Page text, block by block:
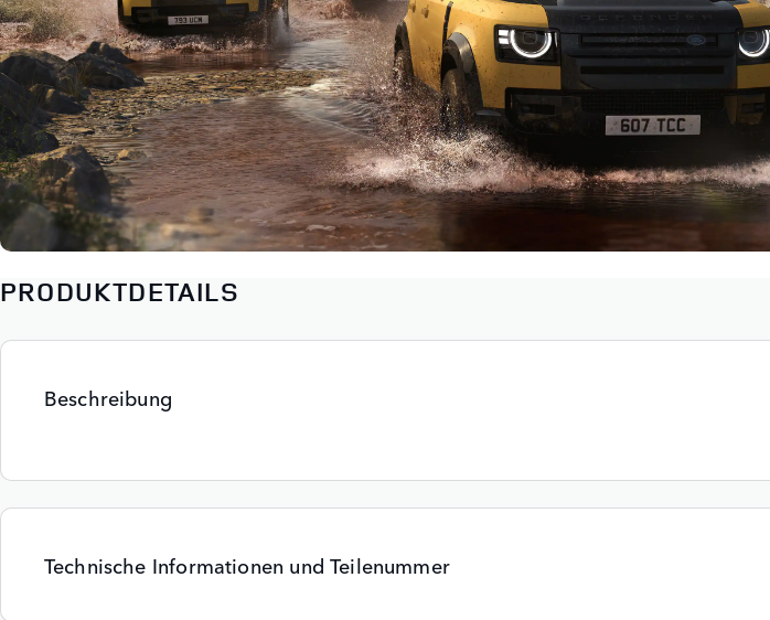
PRODUKTDETAILS
Beschreibung
Technische Informationen und Teilenummer